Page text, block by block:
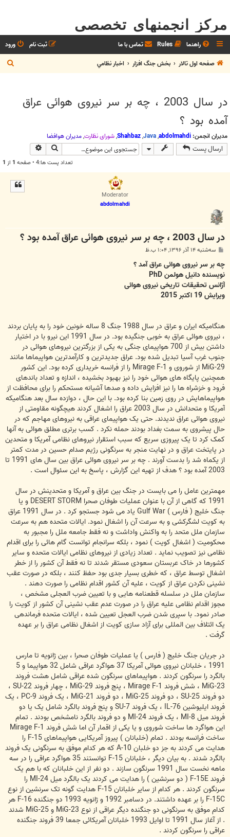
مرکز انجمنهای تخصصی
راهنما Rules تماس با ما ورود
ثبت نام
صفحه اول تالار
بخش جنگ افزار اخبار نظامي
س
در سال 2003 ، چه بر سر نیروی هوائی عراق
آمده بود ؟
مدیران انجمن: abdolmahdi
,
Java
,
Shahbaz
,شوراي نظارت,مديران هوافضا
ارسال پست جستجو
تعداد پست ها:4 • صفحه 1 از 1
Moderator
abdolmahdi
در سال 2003 ، چه بر سر نیروی هوائی عراق آمده بود ؟
ت
سه‌شنبه ۱۴ آذر ۱۳۹۶, ۱:۰۴ ب.ظ
چه بر سر نیروی هوائی عراق آمد ؟
نویسنده دانیل هولمن PhD
آژانس تحقیقات تاریخی نیروی هوائی
ویرایش 19 اکتبر 2015
هنگامیکه ایران و عراق در سال 1988 جنگ 8 ساله خونین خود را به پایان بردند
، نیروی هوائی عراق به خوبی جنگیده بود. در سال 1991 این نیرو با در اختیار
داشتن بیش از 700 هواپیمای جنگی به یکی از بزرگترین نیروهای هوائی در
جنوب غرب آسیا تبدیل شده بود. عراق جدیدترین و کارآمدترین هواپیماها مانند
MiG-29 از شوروی و Mirage F-1 را از فرانسه خریداری کرده بود. این کشور
همچنین پایگاه های هوائی خود را نیز بهبود بخشیده ، اندازه و تعداد باندهای
فرود و خزشراه ها را نیز افزایش داده و صدها آشیانه مستحکم را برای محافظت از
هواپیماهایش در روی زمین بنا کرده بود. با این حال ، دوازده سال بعد هنگامیکه
آمریکا و متحدانش در سال 2003 عراق را اشغال کردند هیچگونه مقاومتی از
نیروی هوائی عراق ندیدند. حتی یک هواپیمای عراقی به نیروهای مهاجم که در
حال پیشروی به سمت بغداد بودند حمله نکرد . کسب برتری مطلق هوائی به آنها
کمک کرد تا یک پیروزی سریع که سبب استقرار نیروهای نظامی آمریکا و متحدین
در پایتخت عراق و در نهایت منجر به سرنگونی رژیم صدام حسین در مدت کمتر
از یکماه شد را بدست آورند . چه بر سر نیروی هوائی عراق بین سال های 1991 تا
2003 آمده بود ؟ هدف از تهیه این گزارش ، پاسخ به این سئوال است .
مهمترین عامل را می بایست در جنگ بین عراق و آمریکا و متحدینش در سال
1991 که گاهی از آن با عنوان عملیات طوفان صحرا DESERT STORM و یا
جنگ خلیج ( فارس ) Gulf War یاد می شود جستجو کرد . در سال 1991 عراق
به کویت لشگرکشی و به سرعت آن را اشغال نمود. ایالات متحده هم به سرعت
سازمان ملل متحد را به واکنش واداشت و نه فقط جامعه ملل را مجبور به
محکومیت ( اشغال کویت ) نمود ، بلکه سرانجام توانست گام هائی را برای اقدام
نظامی نیز تصویب نماید . تعداد زیادی از نیروهای نظامی ایالات متحده و سایر
کشورها در خاک عربستان سعودی مستقر شدند تا نه فقط آن کشور را از خطر
اشغال توسط عراق ، که خطری بسیار جدی بود حفظ کنند ، بلکه در صورت عقب
نشینی نکردن عراق از کویت ، علیه آن کشور اقدام نظامی را صورت دهند .
سازمان ملل در سلسله قطعنامه هایی و با تعیین ضرب العجلی مشخص ،
مجوز اقدام نظامی علیه عراق را در صورت عدم عقب نشینی آن کشور از کویت را
صادر نمود. با سپری شدن ضرب العجل تعیین شده ، ایالات متحده فرماندهی
یک ائتلاف بین المللی برای آزاد سازی کویت از اشغال نظامی عراق را بر عهده
گرفت .
در جریان جنگ خلیج ( فارس ) یا عملیات طوفان صحرا ، بین ژانویه تا مارس
1991 ، خلبانان نیروی هوائی آمریکا 37 هواگرد عراقی شامل 32 هواپیما و 5
بالگرد را سرنگون کردند . هواپیماهای سرنگون شده عراقی شامل هشت فروند
MiG-23 ، شش فروند Mirage F-1 ، پنج فروند MiG-29 ، چهار فروند SU-22 ،
دو فروند SU-25 ، دو فروند MiG-25 ، دو فروند MiG-21 ، یک فروند PC-9 ، یک
فروند ایلیوشین IL-76 ، یک فروند SU-7 و پنج فروند بالگرد شامل یک یا دو
فروند میل MI-8 ، یک فروند MI-24 و دو فروند بالگرد نامشخص بودند . تمام
این هواگرد ها ساخت شوروی و یا یکی از اقمار آن اما شش فروند Mirage F-1
ساخت فرانسه بودند . تمام (خلبانان ) پیروز آمریکایی هواپیماهای F-15 را
هدایت می کردند به جز دو خلبان A-10 که هر کدام موفق به سرنگونی یک فروند
بالگرد شدند . به بیان دیگر ، خلبانان F-15 توانستند 35 هواگرد عراقی را در سه
ماهه نخست سال 1991 سرنگون سازند . دو نفر از این خلبانان که با هم یک
فروند F-15E ( دو سرنشین ) را هدایت می کردند یک بالگرد میل MI-24 را
سرنگون کردند . هر کدام از سایر خلبانان F-15 هدایت گونه تک سرنشین از نوع
F-15C را بر عهده داشتند. در دسامبر 1992 و ژانویه 1993 دو جنگنده F-16 هر
کدام موفق به سرنگونی دو جنگنده دیگر عراقی از نوع MiG-23 و MiG-25 شدند
. از آغاز سال 1991 تا اوایل 1993 خلبانان آمریکائی جمعا 39 فروند جنگنده
عراقی را سرنگون کردند .